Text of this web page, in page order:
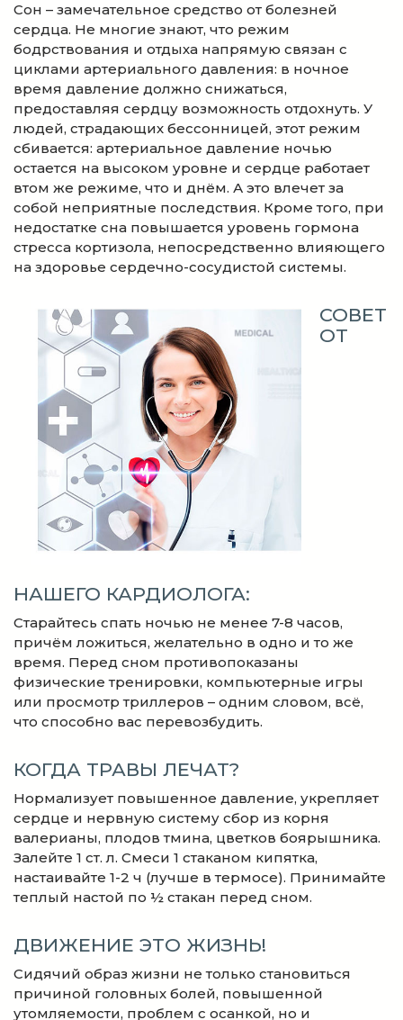
Сон – замечательное средство от болезней
сердца. Не многие знают, что режим
бодрствования и отдыха напрямую связан с
циклами артериального давления: в ночное
время давление должно снижаться,
предоставляя сердцу возможность отдохнуть. У
людей, страдающих бессонницей, этот режим
сбивается: артериальное давление ночью
остается на высоком уровне и сердце работает
втом же режиме, что и днём. А это влечет за
собой неприятные последствия. Кроме того, при
недостатке сна повышается уровень гормона
стресса кортизола, непосредственно влияющего
на здоровье сердечно-сосудистой системы.
СОВЕТ
ОТ
НАШЕГО КАРДИОЛОГА:
Старайтесь спать ночью не менее 7-8 часов,
причём ложиться, желательно в одно и то же
время. Перед сном противопоказаны
физические тренировки, компьютерные игры
или просмотр триллеров – одним словом, всё,
что способно вас перевозбудить.
КОГДА ТРАВЫ ЛЕЧАТ?
Нормализует повышенное давление, укрепляет
сердце и нервную систему сбор из корня
валерианы, плодов тмина, цветков боярышника.
Залейте 1 ст. л. Смеси 1 стаканом кипятка,
настаивайте 1-2 ч (лучше в термосе). Принимайте
теплый настой по ½ стакан перед сном.
ДВИЖЕНИЕ ЭТО ЖИЗНЬ!
Сидячий образ жизни не только становиться
причиной головных болей, повышенной
утомляемости, проблем с осанкой, но и